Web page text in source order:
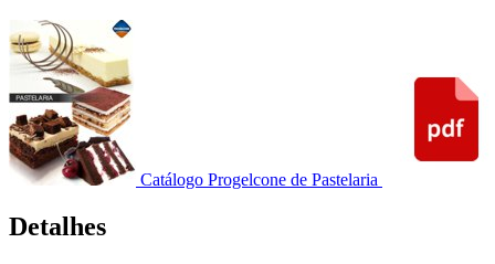
Catálogo Progelcone de Pastelaria
Detalhes